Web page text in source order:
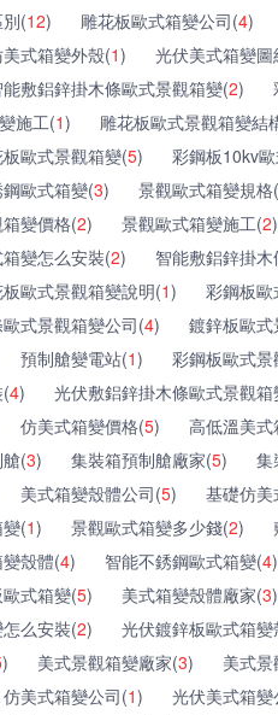
(12) 雕花板歐式箱變公司(4)
式箱變外殼(1)
光伏美式箱變圖
能敷鋁鋅掛木條歐式景觀箱變(2)
施工(1)
雕花板歐式景觀箱變結
歐式景觀箱變(5)
彩鋼板10kv
歐式箱變(3)
景觀歐式箱變規格(
變價格(2) 景觀歐式箱變施工(2)
變怎么安裝(2)
智能敷鋁鋅掛
板歐式景觀箱變說明(1)
彩鋼板
式景觀箱變公司(4)
鍍鋅板歐
預制艙變電站(1)
彩鋼板歐式
4)
光伏敷鋁鋅掛木條歐式景觀箱
仿美式箱變價格(5)
高低溫美
(3) 集裝箱預制艙廠家(5)
集
美式箱變殼體公司(5)
基礎仿
(1) 景觀歐式箱變多少錢(2)
殼體(4) 智能不銹鋼歐式箱變(4)
式箱變(5) 美式箱變殼體廠家(3)
么安裝(2)
光伏鍍鋅板歐式箱
) 美式景觀箱變廠家(3)
美式
仿美式箱變公司(1)
光伏美式箱